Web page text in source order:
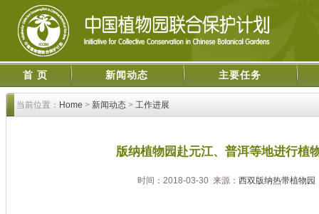
首 页 新闻动态 主要任务
当前位置： Home > 新闻动态 > 工作进展
版纳植物园赴元江、普洱等地进行植
时间：2018-03-30 来源： 西双版纳热带植物园